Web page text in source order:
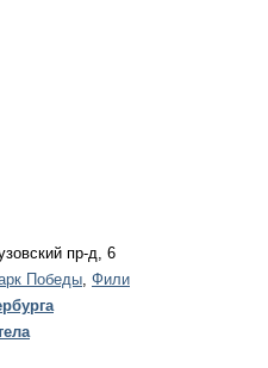
пр-д, 6
Победы, Фили